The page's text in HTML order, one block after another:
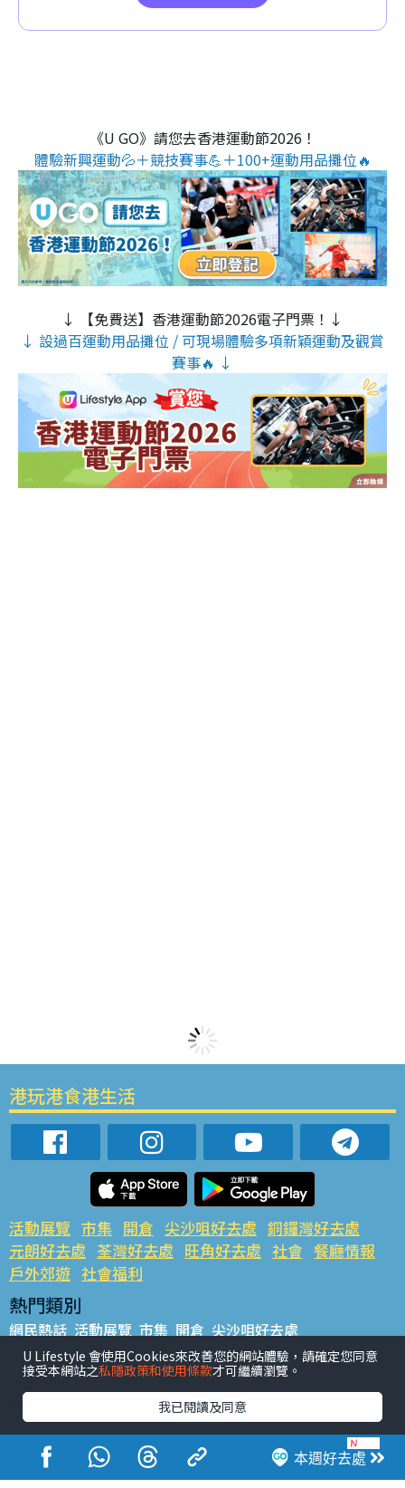
《U GO》請您去香港運動節2026！
體驗新興運動💦＋競技賽事💪＋100+運動用品攤位🔥
↓ 【免費送】香港運動節2026電子門票！↓
↓ 設過百運動用品攤位 / 可現場體驗多項新穎運動及觀賞
賽事🔥 ↓
本週好去處
港玩港食港生活
活動展覽 市集 開倉 尖沙咀好去處 銅鑼灣好去處
元朗好去處 荃灣好去處 旺角好去處 社會 餐廳情報
戶外郊遊 社會福利
熱門類別
網民熱話 活動展覽 市集 開倉 尖沙咀好去處
銅鑼灣好去處 元朗好去處 荃灣好去處 旺角好去處 社會
餐廳情報 戶外郊遊
熱門標籤
#UGO搵好去處 #人氣活動推介 #美食社群熱話
#親子玩樂好去處
#ULifestyle應用程式
#限時搶
#UJetso禮物放送
#ULifestyle商戶中心 #著數 #網絡熱話
U Lifestyle 會使用Cookies來改善您的網站體驗，請確定您同意
接受本網站之私隱政策和使用條款才可繼續瀏覽。
我已閱讀及同意